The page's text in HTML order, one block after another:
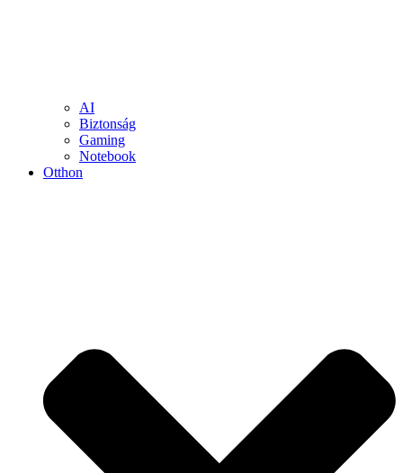
AI
Biztonság
Gaming
Notebook
Otthon